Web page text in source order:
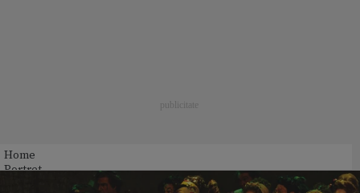
Home
Portret